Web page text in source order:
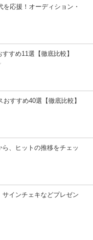
応援！オーディション・
すめ11選【徹底比較】
すすめ40選【徹底比較】
、ヒットの推移をチェッ
インチェキなどプレゼン